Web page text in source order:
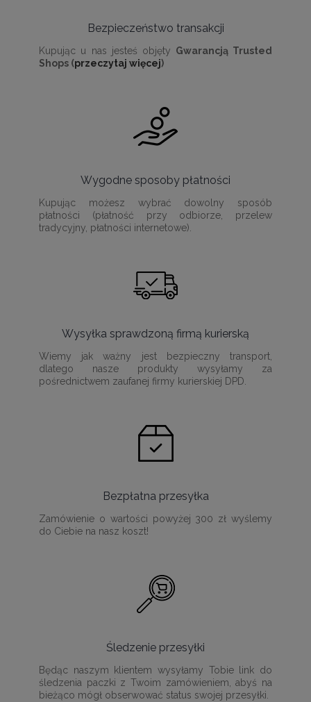
Bezpieczeństwo transakcji
Kupując u nas jesteś objęty Gwarancją Trusted
Shops (przeczytaj więcej)
Wygodne sposoby płatności
Kupując możesz wybrać dowolny sposób
płatności (płatność przy odbiorze, przelew
tradycyjny, płatności internetowe).
Wysyłka sprawdzoną firmą kurierską
Wiemy jak ważny jest bezpieczny transport,
dlatego nasze produkty wysyłamy za
pośrednictwem zaufanej firmy kurierskiej DPD.
Bezpłatna przesyłka
Zamówienie o wartości powyżej 300 zł wyślemy
do Ciebie na nasz koszt!
Śledzenie przesyłki
Będąc naszym klientem wysyłamy Tobie link do
śledzenia paczki z Twoim zamówieniem, abyś na
bieżąco mógł obserwować status swojej przesyłki.